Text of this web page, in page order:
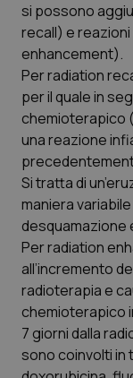
Edizioni
QS Pro
Professionisti
Abruzzo
Basilicata
Calabria
Campania
Emilia-
QS Pro
Artrite &
Asma &
Car-T
QS Club
si possono
recall) e reazioni
Per radiation
per il quale in
chemioterapico
una reazione
Si tratta di
maniera
Per radiation
all’incremento
radioterapia e
chemioterapico
7 giorni dalla
sono coinvolti in